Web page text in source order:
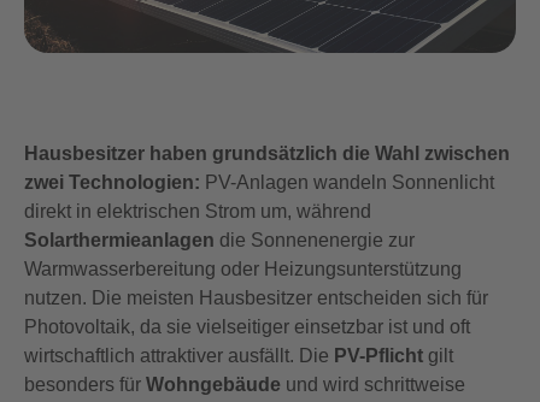
Hausbesitzer haben grundsätzlich die Wahl zwischen
zwei Technologien: PV-Anlagen wandeln Sonnenlicht
direkt in elektrischen Strom um, während
Solarthermieanlagen die Sonnenenergie zur
Warmwasserbereitung oder Heizungsunterstützung
nutzen. Die meisten Hausbesitzer entscheiden sich für
Photovoltaik, da sie vielseitiger einsetzbar ist und oft
wirtschaftlich attraktiver ausfällt. Die PV-Pflicht gilt
besonders für Wohngebäude und wird schrittweise